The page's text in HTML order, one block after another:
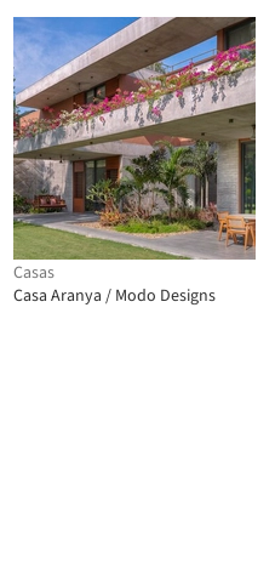
Casas
Casa Aranya / Modo Designs